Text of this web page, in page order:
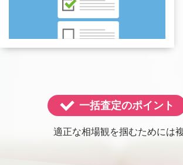
一括査定のポイント
適正な相場観を掴むためには